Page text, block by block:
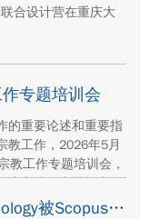
合设计营在重庆大
专题培训会
的重要论述和重要指
教工作，2026年5月
教工作专题培训会，
崔永波作专题报告。
持。
重庆大学主办期刊Intelligent Oncology被Scopus数据库正式收录